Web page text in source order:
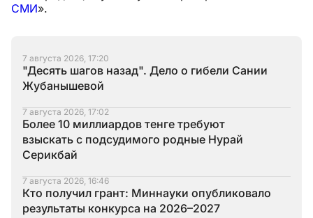
СМИ».
7 августа 2026, 17:20
"Десять шагов назад". Дело о гибели Сании
Жубанышевой
7 августа 2026, 17:02
Более 10 миллиардов тенге требуют
взыскать с подсудимого родные Нурай
Серикбай
7 августа 2026, 16:46
Кто получил грант: Миннауки опубликовало
результаты конкурса на 2026–2027